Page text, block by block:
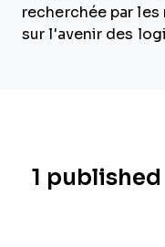
recherchée par
sur l'avenir des
1